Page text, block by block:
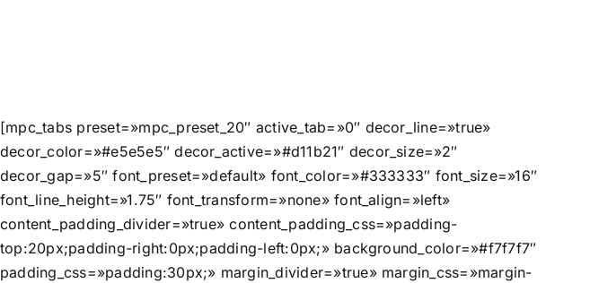
[mpc_tabs preset=»mpc_preset_20″ active_tab=»0″ decor_line=»true»
decor_color=»#e5e5e5″ decor_active=»#d11b21″ decor_size=»2″
decor_gap=»5″ font_preset=»default» font_color=»#333333″ font_size=»16″
font_line_height=»1.75″ font_transform=»none» font_align=»left»
content_padding_divider=»true» content_padding_css=»padding-
top:20px;padding-right:0px;padding-left:0px;» background_color=»#f7f7f7″
padding_css=»padding:30px;» margin_divider=»true» margin_css=»margin-